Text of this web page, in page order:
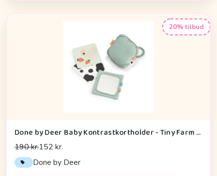
20% tilbud
Done by Deer Baby Kontrastkortholder - Tiny Farm - Grøn
190 kr.152 kr.
Done by Deer